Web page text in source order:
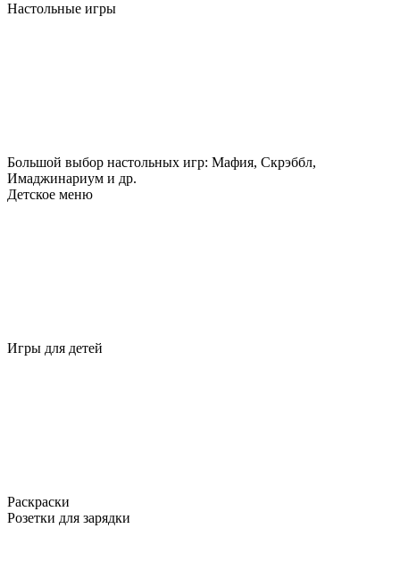
Настольные игры
Большой выбор настольных игр: Мафия, Скрэббл,
Имаджинариум и др.
Детское меню
Игры для детей
Раскраски
Розетки для зарядки